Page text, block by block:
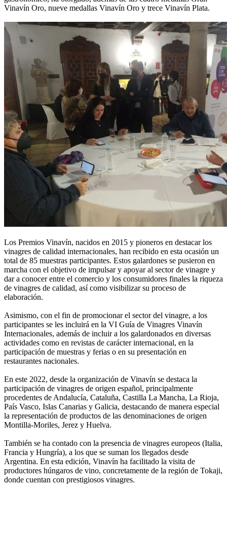
Vinavín Oro, nueve medallas Vinavín Oro y trece Vinavín Plata.
Los Premios Vinavín, nacidos en 2015 y pioneros en destacar los
vinagres de calidad internacionales, han recibido en esta ocasión un
total de 85 muestras participantes. Estos galardones se pusieron en
marcha con el objetivo de impulsar y apoyar al sector de vinagre y
dar a conocer entre el comercio y los consumidores finales la riqueza
de vinagres de calidad, así como visibilizar su proceso de
elaboración.
Asimismo, con el fin de promocionar el sector del vinagre, a los
participantes se les incluirá en la VI Guía de Vinagres Vinavín
Internacionales, además de incluir a los galardonados en diversas
actividades como en revistas de carácter internacional, en la
participación de muestras y ferias o en su presentación en
restaurantes nacionales.
En este 2022, desde la organización de Vinavín se destaca la
participación de vinagres de origen español, principalmente
procedentes de Andalucía, Cataluña, Castilla La Mancha, La Rioja,
País Vasco, Islas Canarias y Galicia, destacando de manera especial
la representación de productos de las denominaciones de origen
Montilla-Moriles, Jerez y Huelva.
También se ha contado con la presencia de vinagres europeos (Italia,
Francia y Hungría), a los que se suman los llegados desde
Argentina. En esta edición, Vinavín ha facilitado la visita de
productores húngaros de vino, concretamente de la región de Tokaji,
donde cuentan con prestigiosos vinagres.